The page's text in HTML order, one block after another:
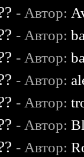
- Автор:
- Автор:
- Автор:
- Автор:
- Автор:
- Автор:
- Автор: